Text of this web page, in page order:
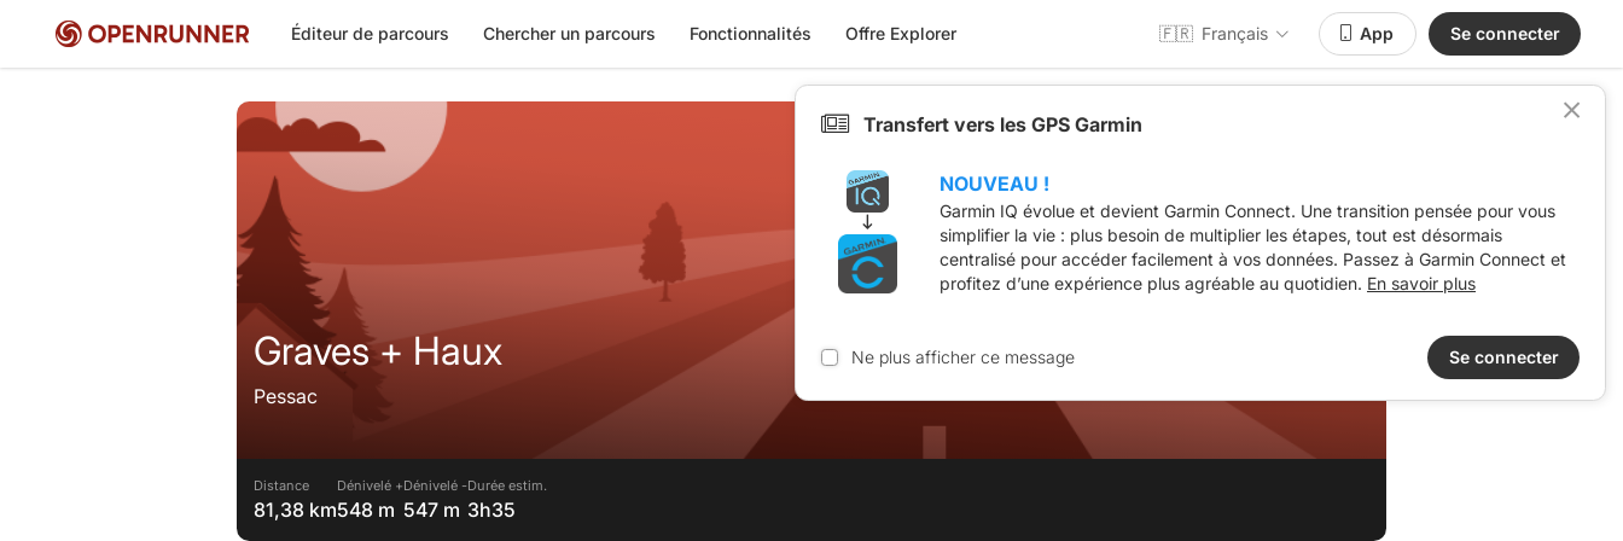
Éditeur de parcours Chercher un parcours Fonctionnalités Offre Explorer 🇫🇷 Français App Se connecter
Graves + Haux
Pessac
Distance
81,38 km
Dénivelé +
548 m
Dénivelé -
547 m
Durée estim.
3h35
Transfert vers les GPS Garmin
NOUVEAU !
Garmin IQ évolue et devient Garmin Connect. Une transition pensée pour vous
simplifier la vie : plus besoin de multiplier les étapes, tout est désormais
centralisé pour accéder facilement à vos données. Passez à Garmin Connect et
profitez d’une expérience plus agréable au quotidien. En savoir plus
Ne plus afficher ce message Se connecter